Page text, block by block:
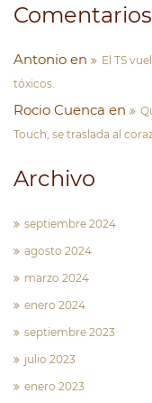
Antonio en
El TS
tóxicos.
Rocio Cuenca en
Touch, se traslada al
Archivo
septiembre 2024
agosto 2024
marzo 2024
enero 2024
septiembre 2023
julio 2023
enero 2023